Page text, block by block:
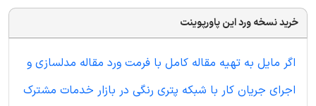
خرید نسخه ورد این پاورپوینت
اگر مایل به تهیه مقاله کامل با فرمت ورد مقاله مدلسازی و
اجرای جریان کار با شبکه پتری رنگی در بازار خدمات مشترک